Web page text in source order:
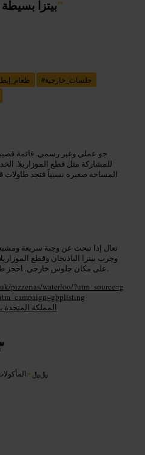
بيتزا”
#جلسات_خارجية
جو عملي وغير رسمي. قائمة
للمشاركة مثل قطع الموزاريلا.
المساحة صغيرة نسبياً فتجد طاولات
تعال إذا تبحث عن وجبة سريعة
وجرب بيتزا الباذنجان وقطع
على مكان جلوس خارجي. احجز طاولة إذا كنت ضمن مجموعة كبيرة.
pizzerias/waterloo/?utm_source=g
82 لوور مارش، لندن SE1 7AB، المملكة المتحدة
﷼﷼ •